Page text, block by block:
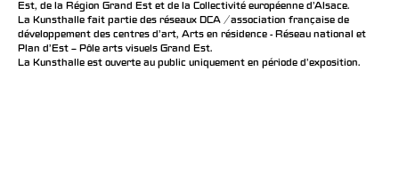
Est, de la Région Grand Est et de la Collectivité européenne d’Alsace.
La Kunsthalle fait partie des réseaux DCA / association française de
développement des centres d'art, Arts en résidence - Réseau national et
Plan d’Est – Pôle arts visuels Grand Est.
La Kunsthalle est ouverte au public uniquement en période d'exposition.